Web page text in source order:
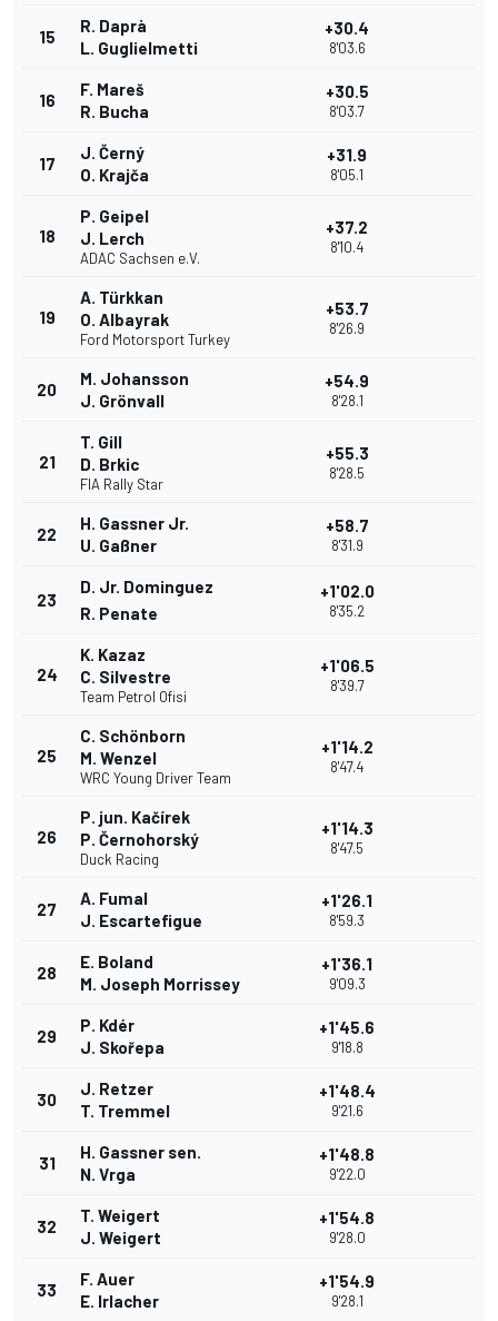
15
R. Daprà
L. Guglielmetti
+30.4
8'03.6
16
F. Mareš
R. Bucha
+30.5
8'03.7
17
J. Černý
O. Krajča
+31.9
8'05.1
18
P. Geipel
J. Lerch
ADAC Sachsen e.V.
+37.2
8'10.4
19
A. Türkkan
O. Albayrak
Ford Motorsport Turkey
+53.7
8'26.9
20
M. Johansson
J. Grönvall
+54.9
8'28.1
21
T. Gill
D. Brkic
FIA Rally Star
+55.3
8'28.5
22
H. Gassner Jr.
U. Gaßner
+58.7
8'31.9
23
D. Jr. Dominguez
R. Penate
+1'02.0
8'35.2
24
K. Kazaz
C. Silvestre
Team Petrol Ofisi
+1'06.5
8'39.7
25
C. Schönborn
M. Wenzel
WRC Young Driver Team
+1'14.2
8'47.4
26
P. jun. Kačírek
P. Černohorský
Duck Racing
+1'14.3
8'47.5
27
A. Fumal
J. Escartefigue
+1'26.1
8'59.3
28
E. Boland
M. Joseph Morrissey
+1'36.1
9'09.3
29
P. Kdér
J. Skořepa
+1'45.6
9'18.8
30
J. Retzer
T. Tremmel
+1'48.4
9'21.6
31
H. Gassner sen.
N. Vrga
+1'48.8
9'22.0
32
T. Weigert
J. Weigert
+1'54.8
9'28.0
33
F. Auer
E. Irlacher
+1'54.9
9'28.1